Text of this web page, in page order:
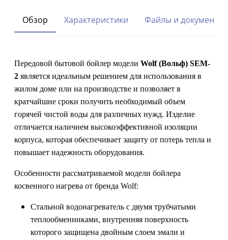
Обзор Характеристики Файлы и документы
Передовой бытовой бойлер модели Wolf (Вольф) SEM-
2 является идеальным решением для использования в
жилом доме или на производстве и позволяет в
кратчайшие сроки получить необходимый объем
горячей чистой воды для различных нужд. Изделие
отличается наличием высокоэффективной изоляции
корпуса, которая обеспечивает защиту от потерь тепла и
повышает надежность оборудования.
Особенности рассматриваемой модели бойлера
косвенного нагрева от бренда Wolf:
Стальной водонагреватель с двумя трубчатыми
теплообменниками, внутренняя поверхность
которого защищена двойным слоем эмали и